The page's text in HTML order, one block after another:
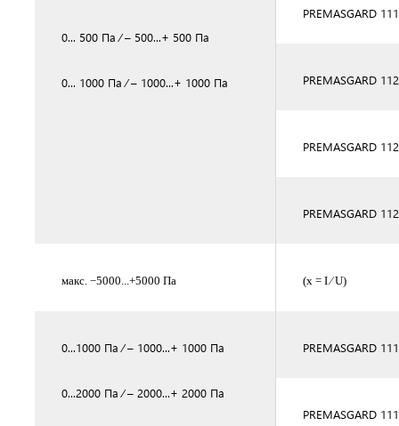
0... 500 Па ⁄ – 500...+ 500 Па
0... 1000 Па ⁄ – 1000...+ 1000 Па
PREMASGARD
PREMASGARD
PREMASGARD
PREMASGARD
макс. −5000...+5000 Па (x = I ⁄ U)
0...1000 Па ⁄ – 1000...+ 1000 Па
0...2000 Па ⁄ – 2000...+ 2000 Па
PREMASGARD
PREMASGARD